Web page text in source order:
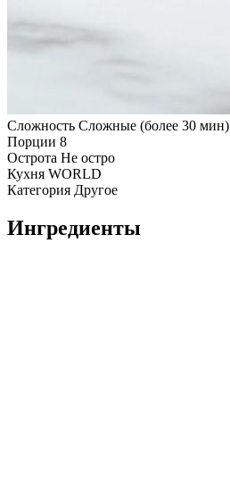
Сложность Сложные (более 30 мин)
Порции 8
Острота Не остро
Кухня WORLD
Категория Другое
Ингредиенты